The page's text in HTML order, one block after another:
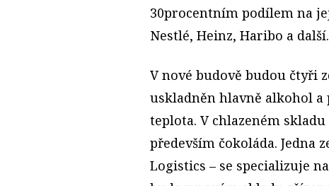
30procentním podílem na
Nestlé, Heinz, Haribo a další.
V nové budově budou čtyři
uskladněn hlavně alkohol a
teplota. V chlazeném
především čokoláda. Jedna
Logistics – se specializuje